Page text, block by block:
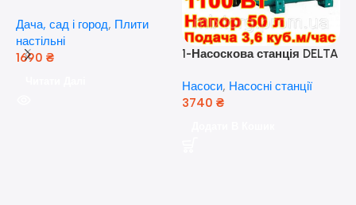
розпалюванням.
Дача, сад і город, Плити
настільні
1690 ₴
1-Насоскова станція DELTA
кВт) ( Польща)
Насоси, Насосні станції
3740 ₴